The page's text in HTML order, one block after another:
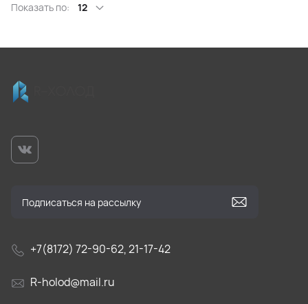
Показать по: 12
+7(8172) 72-90-62, 21-17-42
R-holod@mail.ru